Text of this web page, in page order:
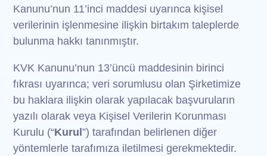
Kanunu’nun 11’inci maddesi uyarınca kişisel
verilerinin işlenmesine ilişkin birtakım taleplerde
bulunma hakkı tanınmıştır.
KVK Kanunu’nun 13’üncü maddesinin birinci
fıkrası uyarınca; veri sorumlusu olan Şirketimize
bu haklara ilişkin olarak yapılacak başvuruların
yazılı olarak veya Kişisel Verilerin Korunması
Kurulu (“Kurul”) tarafından belirlenen diğer
yöntemlerle tarafımıza iletilmesi gerekmektedir.